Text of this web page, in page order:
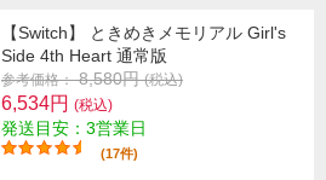
【Switch】 ときめきメモリアル Girl's
Side 4th Heart 通常版
参考価格： 8,580円(税込)
6,534円 (税込)
発送目安：3営業日
(17件)